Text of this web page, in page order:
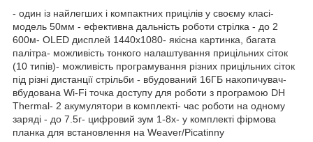
- один із найлегших і компактних прицілів у своєму класі-
модель 50мм - ефективна дальність роботи стрілка - до 2
600м- OLED дисплей 1440х1080- якісна картинка, багата
палітра- можливість тонкого налаштування прицільних сіток
(10 типів)- можливість програмування різних прицільних сіток
під різні дистанції стрільби - вбудований 16ГБ накопичувач-
вбудована Wi-Fi точка доступу для роботи з програмою DH
Thermal- 2 акумулятори в комплекті- час роботи на одному
заряді - до 7.5г- цифровий зум 1-8х- у комплекті фірмова
планка для встановлення на Weaver/Picatinny